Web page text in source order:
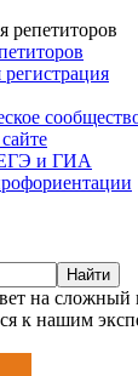
репетиторов
регистрация
и ГИА
Найти
на сложный
к нашим